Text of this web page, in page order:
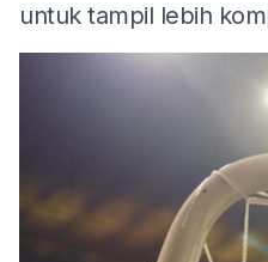
untuk tampil lebih